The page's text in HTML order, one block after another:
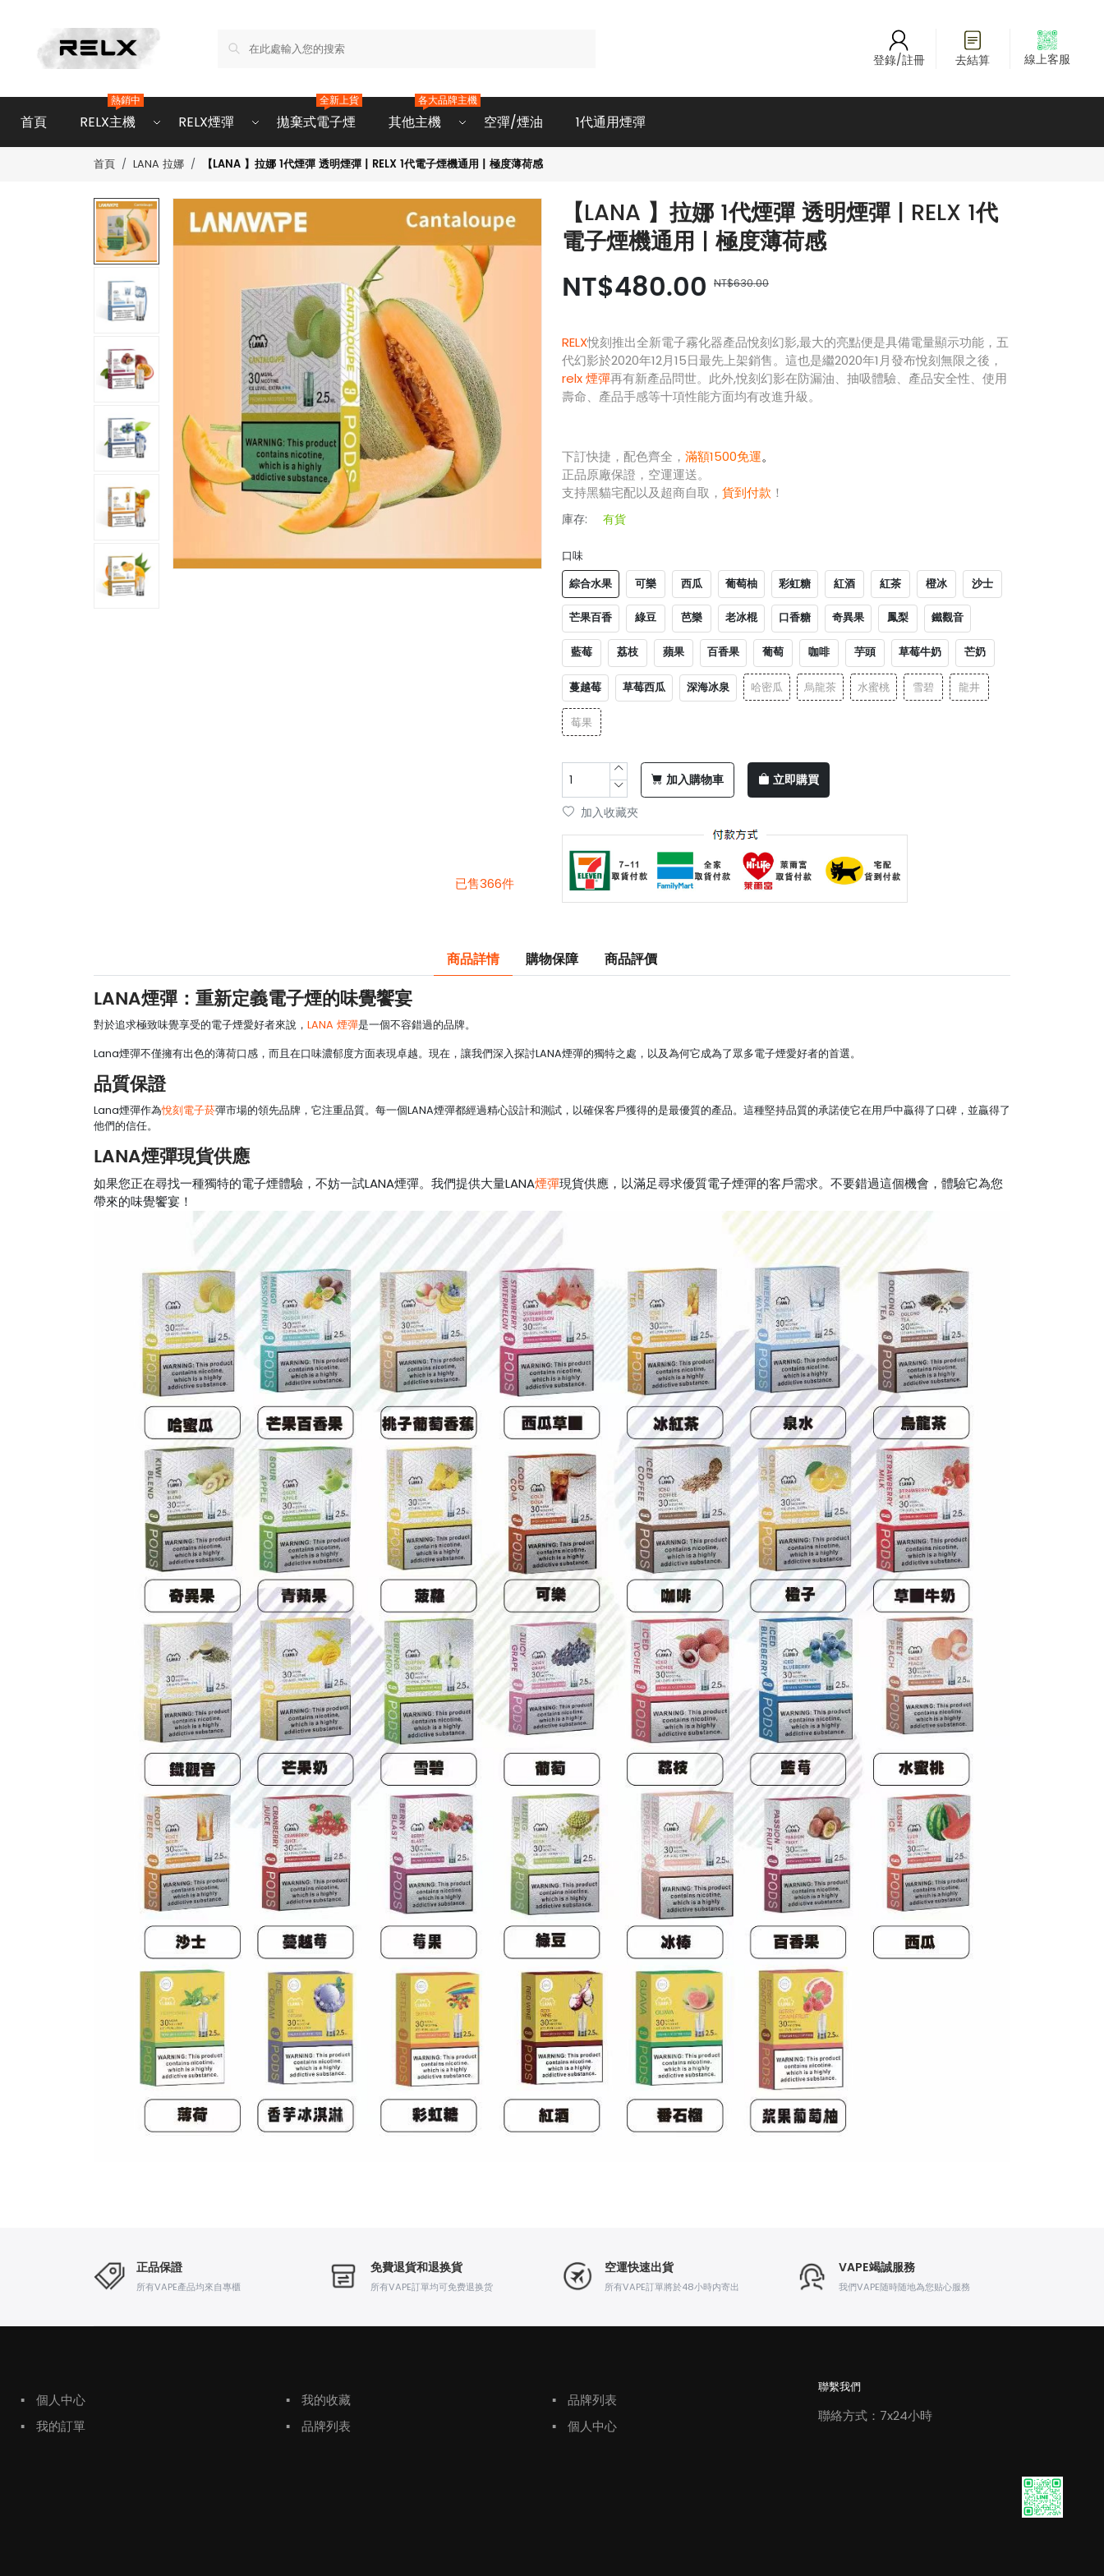
登錄/註冊 去結算 線上客服
首頁 RELX主機
熱銷中
RELX煙彈 拋棄式電子煙
全新上貨
其他主機
各大品牌主機
空彈/煙油 1代通用煙彈
首頁 LANA 拉娜 【LANA 】拉娜 1代煙彈 透明煙彈 | RELX 1代電子煙機通用 | 極度薄荷感
已售366件
【LANA 】拉娜 1代煙彈 透明煙彈 | RELX 1代
電子煙機通用 | 極度薄荷感
NT$480.00 NT$630.00
RELX悅刻推出全新電子霧化器產品悅刻幻影,最大的亮點便是具備電量顯示功能，五
代幻影於2020年12月15日最先上架銷售。這也是繼2020年1月發布悅刻無限之後，
relx 煙彈再有新產品問世。此外,悅刻幻影在防漏油、抽吸體驗、產品安全性、使用
壽命、產品手感等十項性能方面均有改進升級。
下訂快捷，配色齊全， 滿額1500免運。
正品原廠保證，空運運送。
支持黑貓宅配以及超商自取， 貨到付款 ！
庫存: 有貨
口味
綜合水果 可樂 西瓜 葡萄柚 彩虹糖 紅酒 紅茶 橙冰
沙士
芒果百香
綠豆 芭樂 老冰棍 口香糖 奇異果 鳳梨
鐵觀音
藍莓
荔枝 蘋果 百香果 葡萄 咖啡 芋頭 草莓牛奶 芒奶
蔓越莓 草莓西瓜 深海冰泉 哈密瓜 烏龍茶 水蜜桃 雪碧 龍井
莓果
加入購物車 立即購買
加入收藏夾
商品詳情 購物保障 商品評價
LANA煙彈：重新定義電子煙的味覺饗宴
對於追求極致味覺享受的電子煙愛好者來說， LANA 煙彈是一個不容錯過的品牌。
Lana煙彈不僅擁有出色的薄荷口感，而且在口味濃郁度方面表現卓越。現在，讓我們深入探討LANA煙彈的獨特之處，以及為何它成為了眾多電子煙愛好者的首選。
品質保證
Lana煙彈作為悅刻電子菸彈市場的領先品牌，它注重品質。每一個LANA煙彈都經過精心設計和測試，以確保客戶獲得的是最優質的產品。這種堅持品質的承諾使它在用戶中贏得了口碑，並贏得了
他們的信任。
LANA煙彈現貨供應
如果您正在尋找一種獨特的電子煙體驗，不妨一試LANA煙彈。我們提供大量LANA煙彈現貨供應，以滿足尋求優質電子煙彈的客戶需求。不要錯過這個機會，體驗它為您
帶來的味覺饗宴！
正品保證
所有VAPE產品均來自專櫃
免費退貨和退换貨
所有VAPE訂單均可免费退换货
空運快速出貨
所有VAPE訂單將於48小時内寄出
VAPE竭誠服務
我們VAPE随時随地為您贴心服務
▪
個人中心
▪
我的訂單
▪
我的收藏
▪
品牌列表
▪
品牌列表
▪
個人中心
聯繫我們
聯絡方式：7x24小時